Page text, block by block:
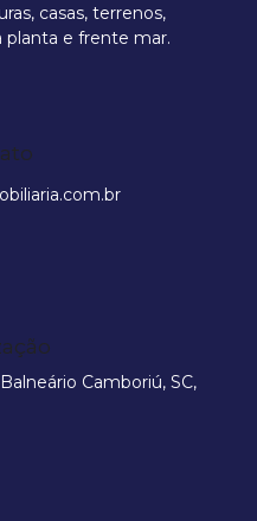
casas, terrenos,
planta e frente mar.
Balneário Camboriú, SC,